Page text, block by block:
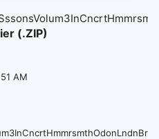
(.ZIP)
AM